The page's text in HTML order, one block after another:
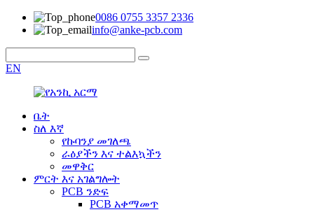
0086 0755 3357 2336
info@anke-pcb.com
EN
ቤት
ስለ እኛ
የኩባንያ መገለጫ
ራዕያችን እና ተልእኳችን
መዋቅር
ምርት እና አገልግሎት
PCB ንድፍ
PCB አቀማመጥ